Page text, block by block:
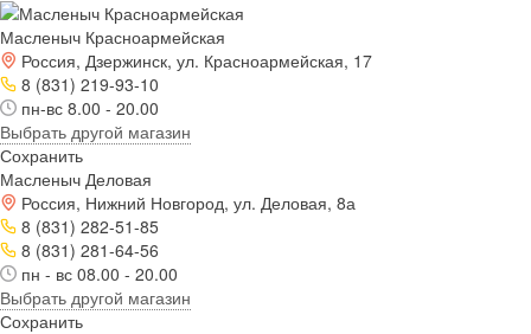
Масленыч Красноармейская
Россия, Дзержинск, ул. Красноармейская, 17
8 (831) 219-93-10
пн-вс 8.00 - 20.00
Выбрать другой магазин
Сохранить
Масленыч Деловая
Россия, Нижний Новгород, ул. Деловая, 8а
8 (831) 282-51-85
8 (831) 281-64-56
пн - вс 08.00 - 20.00
Выбрать другой магазин
Сохранить